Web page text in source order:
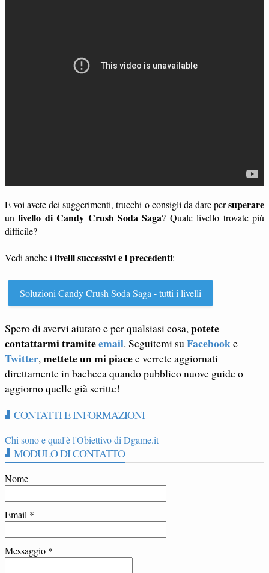
E voi avete dei suggerimenti, trucchi o consigli da dare persuperare
unlivello di Candy Crush Soda Saga? Quale livello trovate più
difficile?
Vedi anche i livelli successivi e i precedenti:
Soluzioni Candy Crush Soda Saga - tutti i livelli
Spero di avervi aiutato e per qualsiasi cosa, potete
contattarmi tramiteemail. Seguitemi su Facebooke
Twitter, mettete un mi piacee verrete aggiornati
direttamente in bacheca quando pubblico nuove guide o
aggiorno quelle già scritte!
CONTATTI E INFORMAZIONI
Chi sono e qual'è l'Obiettivo di Dgame.it
MODULO DI CONTATTO
Nome
Email *
Messaggio *